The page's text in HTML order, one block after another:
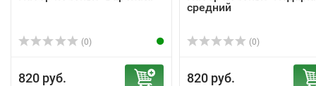
(0)
820 руб.
средний
(0)
820 руб.